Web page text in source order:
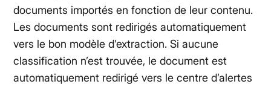
documents importés en fonction de leur contenu.
Les documents sont redirigés automatiquement
vers le bon modèle d’extraction. Si aucune
classification n’est trouvée, le document est
automatiquement redirigé vers le centre d’alertes